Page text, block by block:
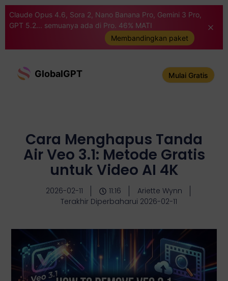
Claude Opus 4.6, Sora 2, Nano Banana Pro, Gemini 3 Pro,
GPT 5.2... semuanya ada di Pro. 46% MATI
Membandingkan paket
GlobalGPT Mulai Gratis
Cara Menghapus Tanda
Air Veo 3.1: Metode Gratis
untuk Video AI 4K
2026-02-11 11:16
Ariette Wynn
Terakhir Diperbaharui 2026-02-11